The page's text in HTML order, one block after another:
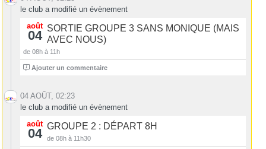
le club a modifié un évènement
août
04 SORTIE GROUPE 3 SANS MONIQUE (MAIS
AVEC NOUS)
de 08h à 11h
1 Ajouter un commentaire
04 AOÛT, 02:23
le club a modifié un évènement
août
04 GROUPE 2 : DÉPART 8H
de 08h à 11h30